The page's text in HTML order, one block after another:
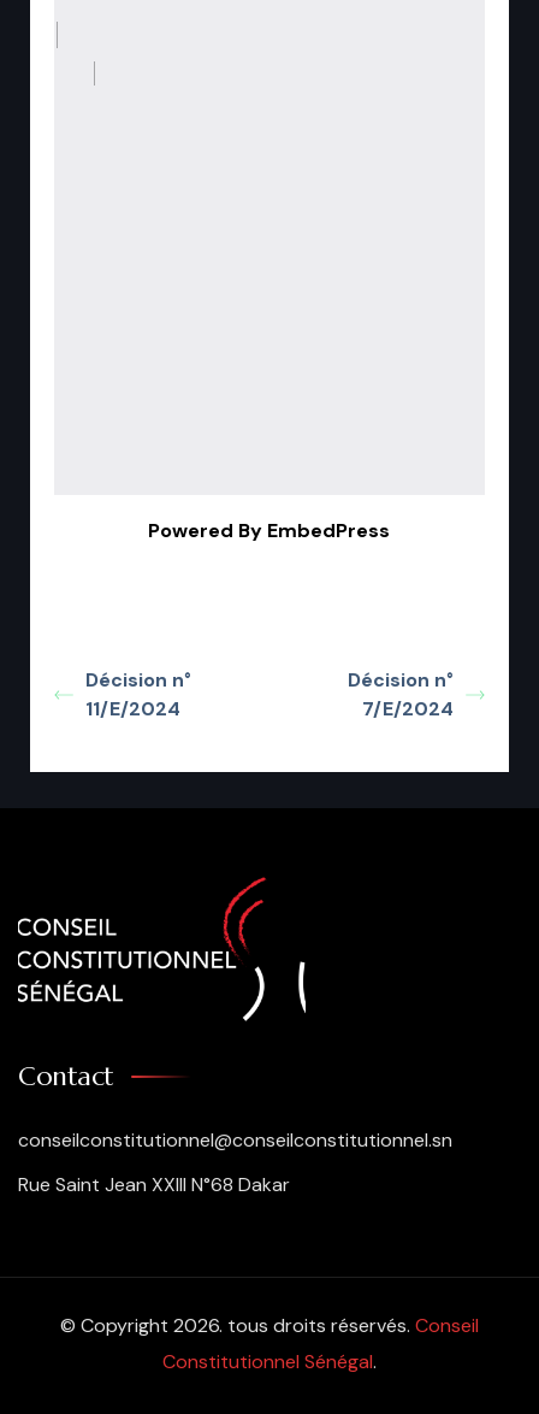
Powered By EmbedPress
Décision n°
11/E/2024
Décision n°
7/E/2024
Contact
conseilconstitutionnel@conseilconstitutionnel.sn
Rue Saint Jean XXIII N°68 Dakar
© Copyright 2026. tous droits réservés. Conseil
Constitutionnel Sénégal.